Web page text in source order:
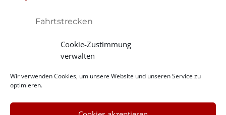
Cookie-Zustimmung
verwalten
Wir verwenden Cookies, um unsere Website und unseren Service zu
optimieren.
Fahrtstrecken
Tickets
Impressionen